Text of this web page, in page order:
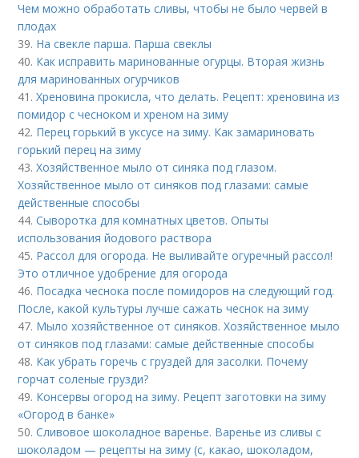
Чем можно обработать сливы, чтобы не было червей в
плодах
39. На свекле парша. Парша свеклы
40. Как исправить маринованные огурцы. Вторая жизнь
для маринованных огурчиков
41.Хреновина прокисла, что делать. Рецепт: хреновина из
помидор с чесноком и хреном на зиму
42. Перец горький в уксусе на зиму. Как замариновать
горький перец на зиму
43.Хозяйственное мыло от синяка под глазом.
Хозяйственное мыло от синяков под глазами: самые
действенные способы
44.Сыворотка для комнатных цветов. Опыты
использования йодового раствора
45. Рассол для огорода. Не выливайте огуречный рассол!
Это отличное удобрение для огорода
46. Посадка чеснока после помидоров на следующий год.
После, какой культуры лучше сажать чеснок на зиму
47. Мыло хозяйственное от синяков. Хозяйственное мыло
от синяков под глазами: самые действенные способы
48. Как убрать горечь с груздей для засолки. Почему
горчат соленые грузди?
49. Консервы огород на зиму. Рецепт заготовки на зиму
«Огород в банке»
50.Сливовое шоколадное варенье. Варенье из сливы с
шоколадом — рецепты на зиму (с, какао, шоколадом,